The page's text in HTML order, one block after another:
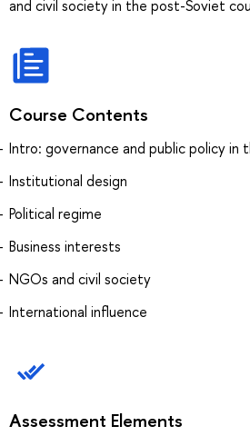
and civil society in the post-Soviet
Course Contents
Intro: governance and public policy in
Institutional design
Political regime
Business interests
NGOs and civil society
International influence
Assessment Elements